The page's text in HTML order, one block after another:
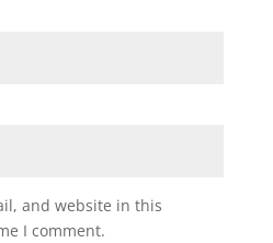
and website in this
I comment.